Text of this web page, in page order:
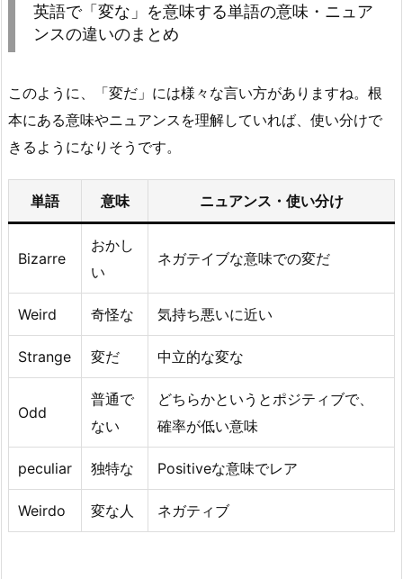
英語で「変な」を意味する単語の意味・ニュア
ンスの違いのまとめ
このように、「変だ」には様々な言い方がありますね。根
本にある意味やニュアンスを理解していれば、使い分けで
きるようになりそうです。
単語 意味 ニュアンス・使い分け
Bizarre
おかし
い
ネガテイブな意味での変だ
Weird 奇怪な 気持ち悪いに近い
Strange 変だ 中立的な変な
Odd
普通で
ない
どちらかというとポジティブで、
確率が低い意味
peculiar 独特な Positiveな意味でレア
Weirdo 変な人 ネガティブ